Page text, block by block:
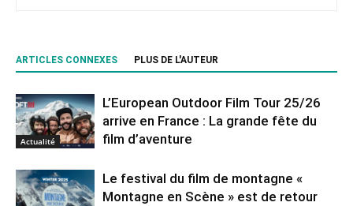
ARTICLES CONNEXES PLUS DE L'AUTEUR
Actualité
L’European Outdoor Film Tour 25/26
arrive en France : La grande fête du
film d’aventure
Le festival du film de montagne «
Montagne en Scène » est de retour